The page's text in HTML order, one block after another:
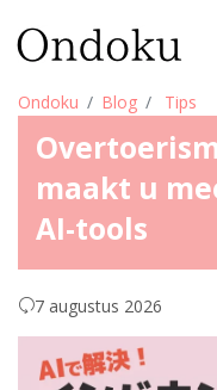
Ondoku Blog Tips
maakt u
AI-tools
7 augustus 2026